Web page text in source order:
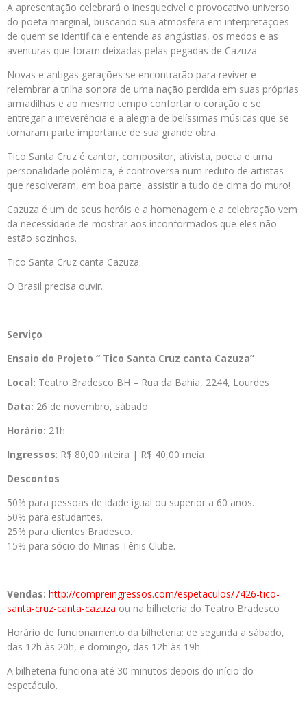
A apresentação celebrará o inesquecível e provocativo universo
do poeta marginal, buscando sua atmosfera em interpretações
de quem se identifica e entende as angústias, os medos e as
aventuras que foram deixadas pelas pegadas de Cazuza.
Novas e antigas gerações se encontrarão para reviver e
relembrar a trilha sonora de uma nação perdida em suas próprias
armadilhas e ao mesmo tempo confortar o coração e se
entregar a irreverência e a alegria de belíssimas músicas que se
tornaram parte importante de sua grande obra.
Tico Santa Cruz é cantor, compositor, ativista, poeta e uma
personalidade polêmica, é controversa num reduto de artistas
que resolveram, em boa parte, assistir a tudo de cima do muro!
Cazuza é um de seus heróis e a homenagem e a celebração vem
da necessidade de mostrar aos inconformados que eles não
estão sozinhos.
Tico Santa Cruz canta Cazuza.
O Brasil precisa ouvir.
Serviço
Ensaio do Projeto “ Tico Santa Cruz canta Cazuza”
Local: Teatro Bradesco BH – Rua da Bahia, 2244, Lourdes
Data: 26 de novembro, sábado
Horário: 21h
Ingressos: R$ 80,00 inteira | R$ 40,00 meia
Descontos
50% para pessoas de idade igual ou superior a 60 anos.
50% para estudantes.
25% para clientes Bradesco.
15% para sócio do Minas Tênis Clube.
Vendas: http://compreingressos.com/espetaculos/7426-tico-
santa-cruz-canta-cazuza ou na bilheteria do Teatro Bradesco
Horário de funcionamento da bilheteria: de segunda a sábado,
das 12h às 20h, e domingo, das 12h às 19h.
A bilheteria funciona até 30 minutos depois do início do
espetáculo.